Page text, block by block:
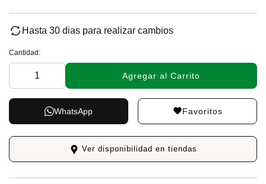
Hasta 30 dias para realizar cambios
Cantidad:
Agregar al Carrito
Favoritos
WhatsApp
Ver disponibilidad en tiendas